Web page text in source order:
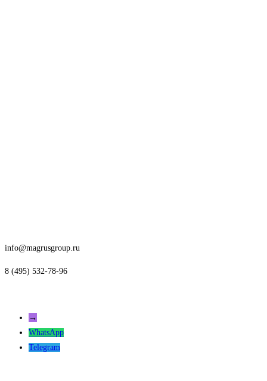
info@magrusgroup.ru
8 (495) 532-78-96
→
WhatsApp
Telegram